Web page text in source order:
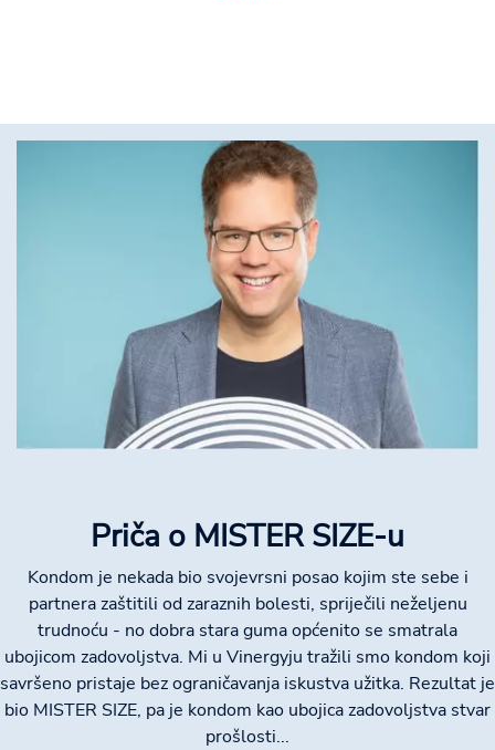
Priča o MISTER SIZE-u
Kondom je nekada bio svojevrsni posao kojim ste sebe i
partnera zaštitili od zaraznih bolesti, spriječili neželjenu
trudnoću - no dobra stara guma općenito se smatrala
ubojicom zadovoljstva. Mi u Vinergyju tražili smo kondom koji
savršeno pristaje bez ograničavanja iskustva užitka. Rezultat je
bio MISTER SIZE, pa je kondom kao ubojica zadovoljstva stvar
prošlosti...